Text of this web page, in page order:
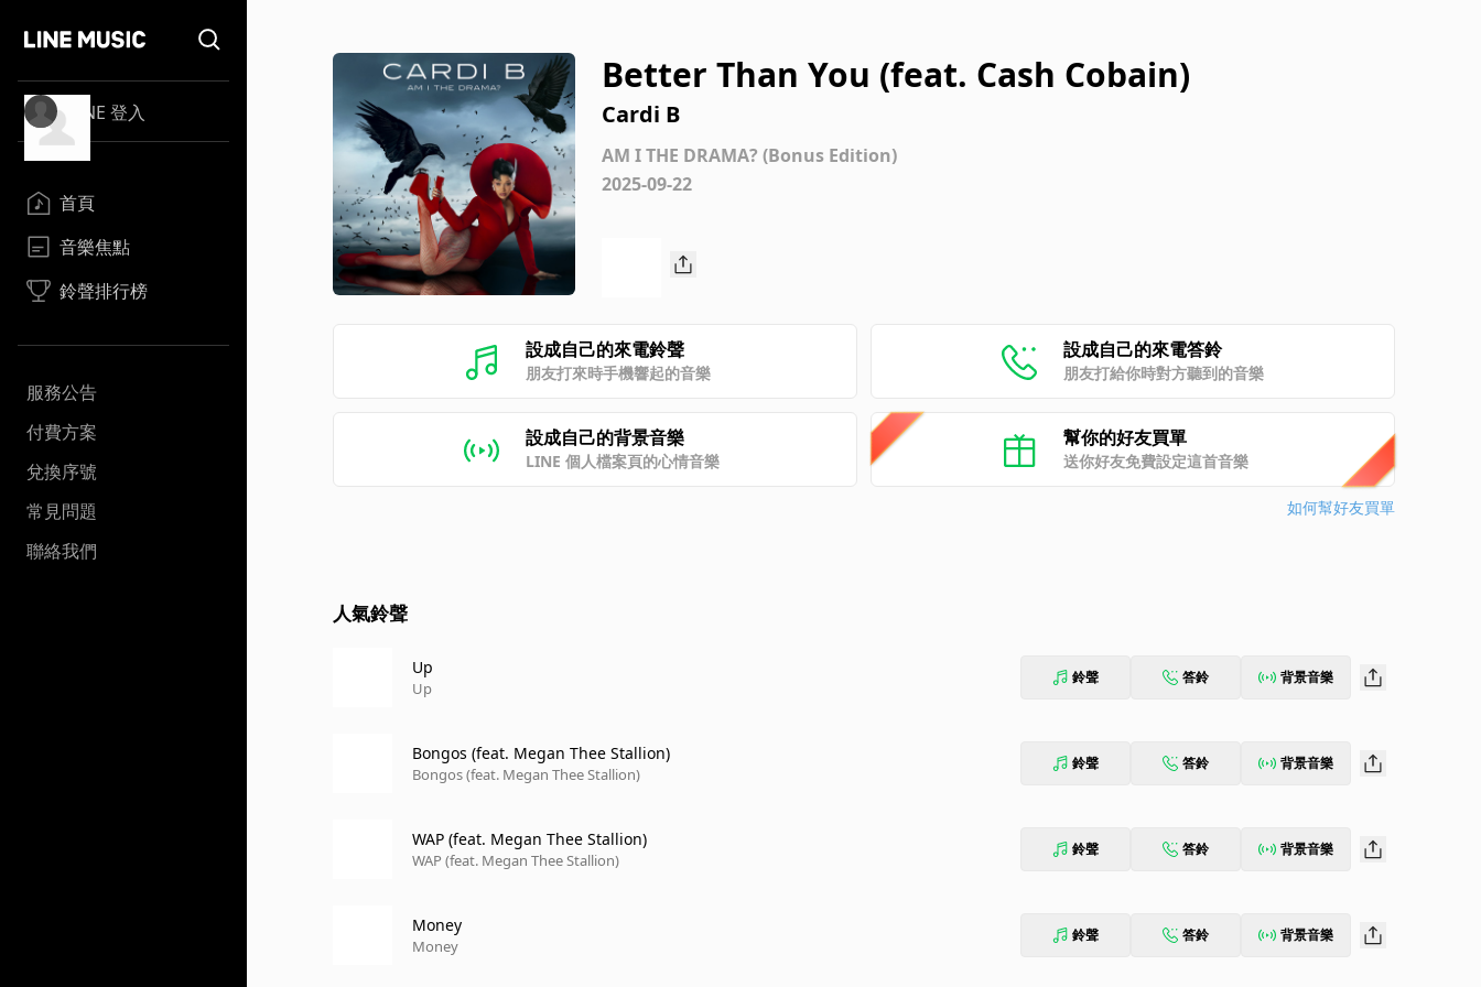
LINE 登入
首頁
音樂焦點
鈴聲排行榜
服務公告
付費方案
兌換序號
常見問題
聯絡我們
Better Than You (feat. Cash Cobain)
Cardi B
AM I THE DRAMA? (Bonus Edition)
2025-09-22
設成自己的來電鈴聲
朋友打來時手機響起的音樂
設成自己的來電答鈴
朋友打給你時對方聽到的音樂
設成自己的背景音樂
LINE 個人檔案頁的心情音樂
幫你的好友買單
送你好友免費設定這首音樂
如何幫好友買單
人氣鈴聲
Up
Up
鈴聲 答鈴 背景音樂
Bongos (feat. Megan Thee Stallion)
Bongos (feat. Megan Thee Stallion)
鈴聲 答鈴 背景音樂
WAP (feat. Megan Thee Stallion)
WAP (feat. Megan Thee Stallion)
鈴聲 答鈴 背景音樂
Money
Money
鈴聲 答鈴 背景音樂